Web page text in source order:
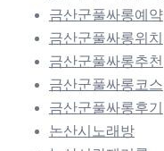
금산군풀싸롱예약
금산군풀싸롱위치
금산군풀싸롱추천
금산군풀싸롱코스
금산군풀싸롱후기
논산시노래방